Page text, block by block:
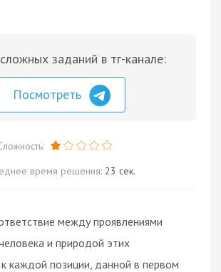
заданий в тг-канале:
Посмотреть
время решения: 23 сек.
между проявлениями
и природой этих
каждой позиции, данной в первом